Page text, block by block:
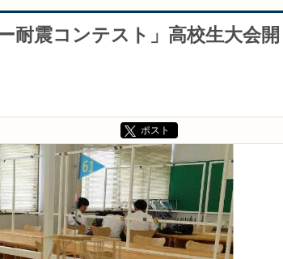
耐震コンテスト」高校生大会開
ポスト